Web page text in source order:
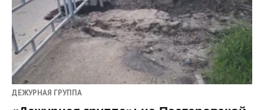
ДЕЖУРНАЯ ГРУППА